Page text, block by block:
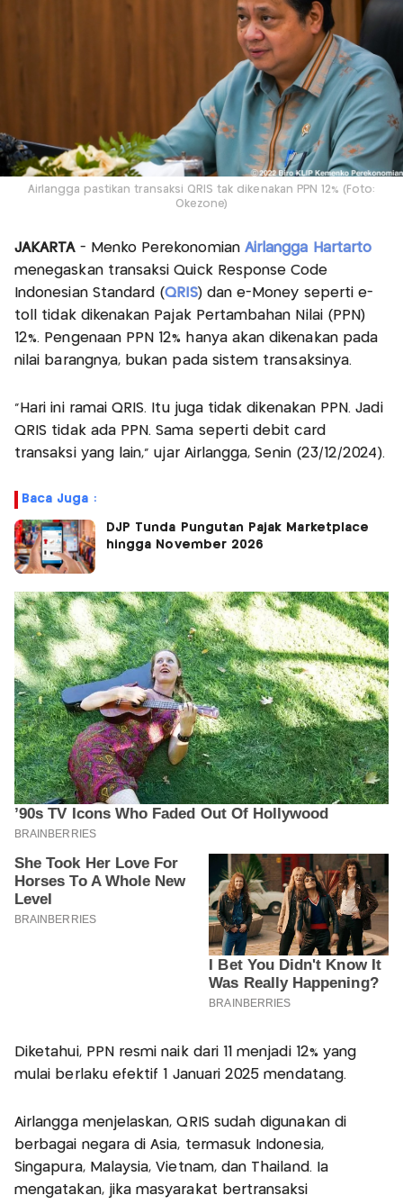
Airlangga pastikan transaksi QRIS tak dikenakan PPN 12% (Foto:
Okezone)
JAKARTA - Menko Perekonomian Airlangga Hartarto
menegaskan transaksi Quick Response Code
Indonesian Standard (QRIS) dan e-Money seperti e-
toll tidak dikenakan Pajak Pertambahan Nilai (PPN)
12%. Pengenaan PPN 12% hanya akan dikenakan pada
nilai barangnya, bukan pada sistem transaksinya.
"Hari ini ramai QRIS. Itu juga tidak dikenakan PPN. Jadi
QRIS tidak ada PPN. Sama seperti debit card
transaksi yang lain,” ujar Airlangga, Senin (23/12/2024).
Baca Juga :
DJP Tunda Pungutan Pajak Marketplace
hingga November 2026
Diketahui, PPN resmi naik dari 11 menjadi 12% yang
mulai berlaku efektif 1 Januari 2025 mendatang.
Airlangga menjelaskan, QRIS sudah digunakan di
berbagai negara di Asia, termasuk Indonesia,
Singapura, Malaysia, Vietnam, dan Thailand. Ia
mengatakan, jika masyarakat bertransaksi